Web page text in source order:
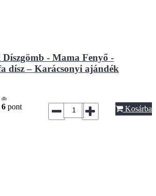
- Mama Fenyő -
dísz – Karácsonyi ajándék
db
6 pont Kosárba